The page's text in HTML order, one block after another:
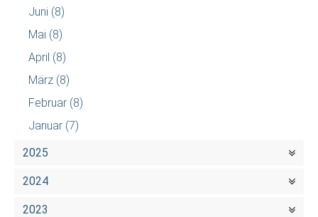
Juni (8)
Mai (8)
April (8)
März (8)
Februar (8)
Januar (7)
2025
2024
2023